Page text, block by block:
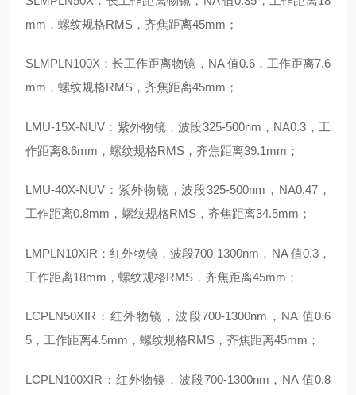
mm，螺纹规格RMS，齐焦距离45mm；
SLMPLN100X：长工作距离物镜，NA 值0.6，工作距离7.6
mm，螺纹规格RMS，齐焦距离45mm；
LMU-15X-NUV：紫外物镜，波段325-500nm，NA0.3，工
作距离8.6mm，螺纹规格RMS，齐焦距离39.1mm；
LMU-40X-NUV：紫外物镜，波段325-500nm，NA0.47，
工作距离0.8mm，螺纹规格RMS，齐焦距离34.5mm；
LMPLN10XIR：红外物镜，波段700-1300nm，NA 值0.3，
工作距离18mm，螺纹规格RMS，齐焦距离45mm；
LCPLN50XIR：红外物镜，波段700-1300nm，NA 值0.6
5，工作距离4.5mm，螺纹规格RMS，齐焦距离45mm；
LCPLN100XIR：红外物镜，波段700-1300nm，NA 值0.8